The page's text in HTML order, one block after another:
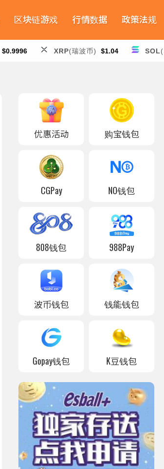
区块链游戏 行情数据 政策法规
$0.9996 XRP(瑞波币) $1.04 SOL
优惠活动 购宝钱包
CGPay NO钱包
808钱包 988Pay
波币钱包 钱能钱包
Gopay钱包 K豆钱包